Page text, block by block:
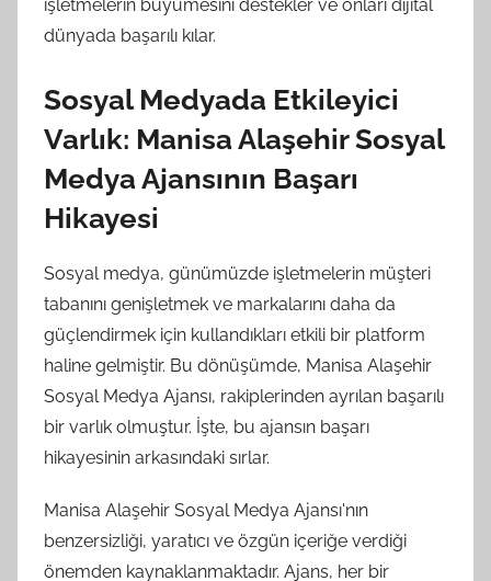
işletmelerin büyümesini destekler ve onları dijital
dünyada başarılı kılar.
Sosyal Medyada Etkileyici
Varlık: Manisa Alaşehir Sosyal
Medya Ajansının Başarı
Hikayesi
Sosyal medya, günümüzde işletmelerin müşteri
tabanını genişletmek ve markalarını daha da
güçlendirmek için kullandıkları etkili bir platform
haline gelmiştir. Bu dönüşümde, Manisa Alaşehir
Sosyal Medya Ajansı, rakiplerinden ayrılan başarılı
bir varlık olmuştur. İşte, bu ajansın başarı
hikayesinin arkasındaki sırlar.
Manisa Alaşehir Sosyal Medya Ajansı'nın
benzersizliği, yaratıcı ve özgün içeriğe verdiği
önemden kaynaklanmaktadır. Ajans, her bir